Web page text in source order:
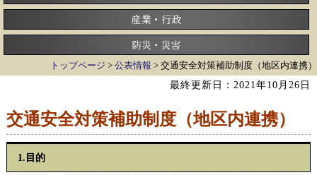
トップページ > 公表情報 > 交通安全対策補助制度（地区内連携）
最終更新日：2021年10月26日
交通安全対策補助制度（地区内連携）
1.目的